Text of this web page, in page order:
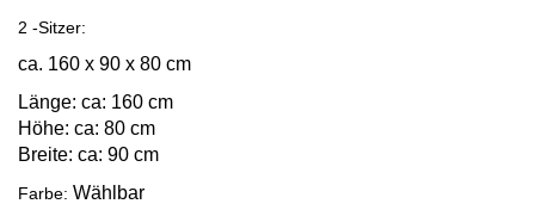
2 -Sitzer:
ca. 160 x 90 x 80 cm
Länge: ca: 160 cm
Höhe: ca: 80 cm
Breite: ca: 90 cm
Farbe: Wählbar